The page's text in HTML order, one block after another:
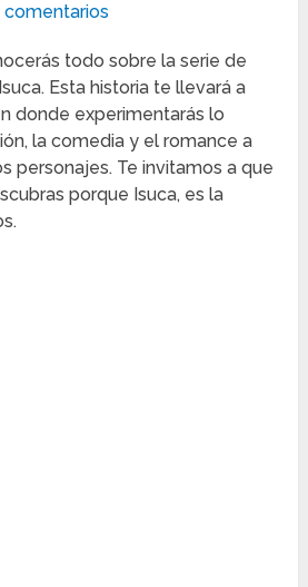
comentarios
todo sobre la serie de
Esta historia te llevará a
donde experimentarás lo
la comedia y el romance a
personajes. Te invitamos a que
porque Isuca, es la